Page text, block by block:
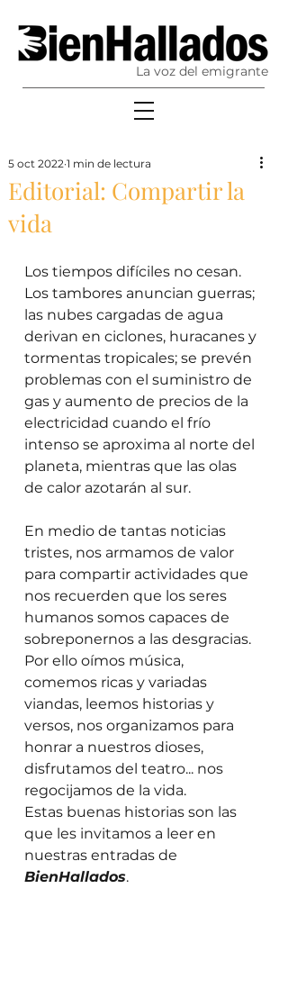
La voz del emigrante
Editorial: Compartir la
vida
5 oct 2022 1 min de lectura
Los tiempos difíciles no cesan.
Los tambores anuncian guerras;
las nubes cargadas de agua
derivan en ciclones, huracanes y
tormentas tropicales; se prevén
problemas con el suministro de
gas y aumento de precios de la
electricidad cuando el frío
intenso se aproxima al norte del
planeta, mientras que las olas
de calor azotarán al sur.
En medio de tantas noticias
tristes, nos armamos de valor
para compartir actividades que
nos recuerden que los seres
humanos somos capaces de
sobreponernos a las desgracias.
Por ello oímos música,
comemos ricas y variadas
viandas, leemos historias y
versos, nos organizamos para
honrar a nuestros dioses,
disfrutamos del teatro... nos
regocijamos de la vida.
Estas buenas historias son las
que les invitamos a leer en
nuestras entradas de
BienHallados.